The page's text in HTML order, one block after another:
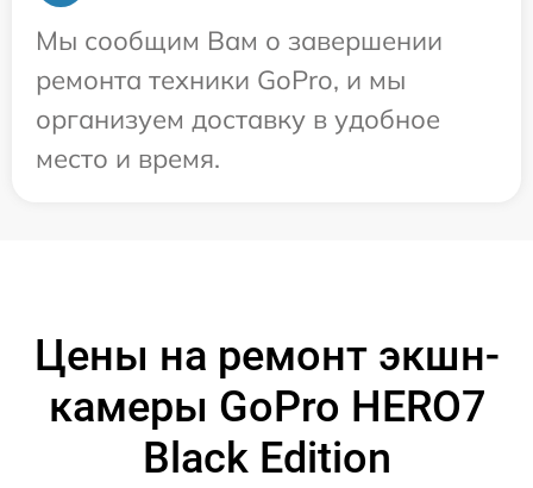
Мы сообщим Вам о завершении
ремонта техники GoPro, и мы
организуем доставку в удобное
место и время.
Цены на ремонт экшн-
камеры GoPro HERO7
Black Edition